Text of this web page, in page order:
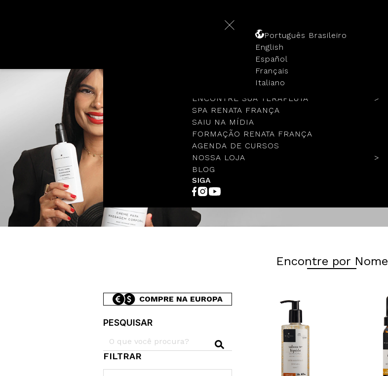
NOSSA HISTÓRIA
ENCONTRE SUA TERAPEUTA
SPA RENATA FRANÇA
SAIU NA MÍDIA
FORMAÇÃO RENATA FRANÇA
AGENDA DE CURSOS
NOSSA LOJA
BLOG
SIGA
Português Brasileiro
English
Español
Français
Italiano
Encontre por Nome
COMPRE NA EUROPA
PESQUISAR
FILTRAR